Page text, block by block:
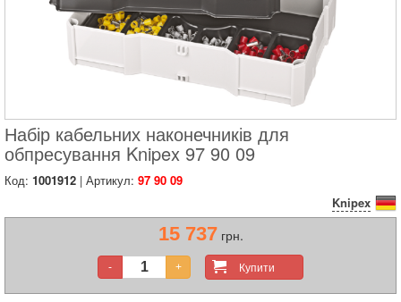
Набір кабельних наконечників для
обпресування Knipex 97 90 09
Код: 1001912 | Артикул: 97 90 09
Knipex
15 737грн.
Купити
- +